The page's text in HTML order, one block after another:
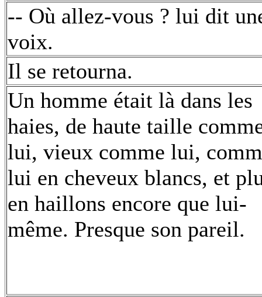
-- Où allez-vous ? lui dit
voix.
Il se retourna.
Un homme était là dans les
haies, de haute taille
lui, vieux comme lui,
lui en cheveux blancs, et
en haillons encore que lui-
même. Presque son pareil.